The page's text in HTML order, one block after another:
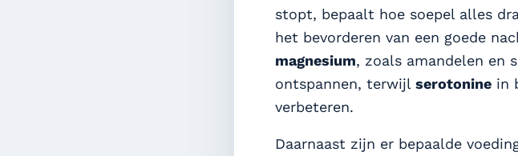
stopt, bepaalt hoe soepel alles
het bevorderen van een goede
magnesium, zoals amandelen en
ontspannen, terwijlserotonine in
verbeteren.
Daarnaast zijn er bepaalde